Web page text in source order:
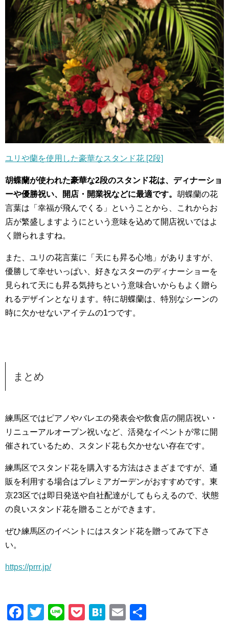
ユリや蘭を使用した豪華なスタンド花 [2段]
胡蝶蘭が使われた豪華な2段のスタンド花は、ディナーショ
ーや優勝祝い、開店・開業祝などに最適です。 胡蝶蘭の花
言葉は「幸福が飛んでくる」ということから、これからお
店が繁盛しますようにという意味を込めて開店祝いではよ
く贈られますね。
また、ユリの花言葉に「天にも昇る心地」がありますが、
優勝して幸せいっぱい、好きなスターのディナーショーを
見られて天にも昇る気持ちという意味合いからもよく贈ら
れるデザインとなります。特に胡蝶蘭は、特別なシーンの
時に欠かせないアイテムの1つです。
まとめ
練馬区ではピアノやバレエの発表会や飲食店の開店祝い・
リニューアルオープン祝いなど、活発なイベントが常に開
催されているため、スタンド花も欠かせない存在です。
練馬区でスタンド花を購入する方法はさまざまですが、通
販を利用する場合はプレミアガーデンがおすすめです。東
京23区では即日発送や自社配達がしてもらえるので、状態
の良いスタンド花を贈ることができます。
ぜひ練馬区のイベントにはスタンド花を贈ってみて下さ
い。
https://prrr.jp/
F
T
Li
P
H
E